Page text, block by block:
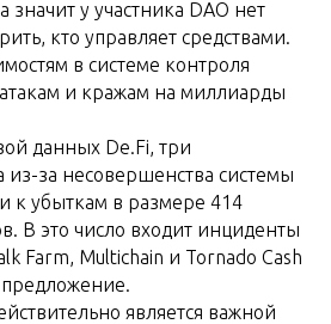
у участника DAO нет
кто управляет средствами.
в системе контроля
атакам и кражам на миллиарды
данных De.Fi, три
за несовершенства системы
к убыткам в размере 414
В это число входит инциденты
Farm, Multichain и Tornado Cash
является важной